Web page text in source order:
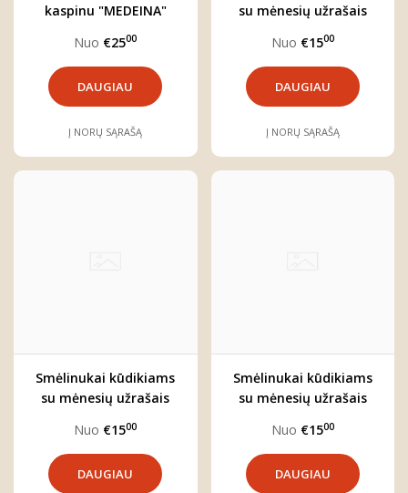
kaspinu "MEDEINA"
Nuo €2500
DAUGIAU
Į NORŲ SĄRAŠĄ
su mėnesių užrašais
reikiamą mėnesį)
Nuo €1500
DAUGIAU
Į NORŲ SĄRAŠĄ
Smėlinukai kūdikiams
su mėnesių užrašais
(pasirinkite reikiamą
mėnesį)
Nuo €1500
DAUGIAU
Smėlinukai kūdikiams
su mėnesių užrašais
reikiamą mėnesį)
Nuo €1500
DAUGIAU